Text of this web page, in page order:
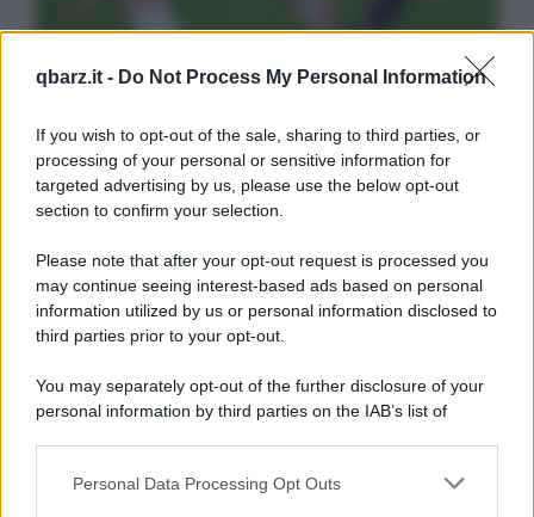
qbarz.it - Do Not Process My Personal Information
If you wish to opt-out of the sale, sharing to third parties, or
processing of your personal or sensitive information for
targeted advertising by us, please use the below opt-out
section to confirm your selection.
Please note that after your opt-out request is processed you
may continue seeing interest-based ads based on personal
information utilized by us or personal information disclosed to
third parties prior to your opt-out.
You may separately opt-out of the further disclosure of your
personal information by third parties on the IAB’s list of
This information may also be disclosed by us to third parties
Personal Data Processing Opt Outs